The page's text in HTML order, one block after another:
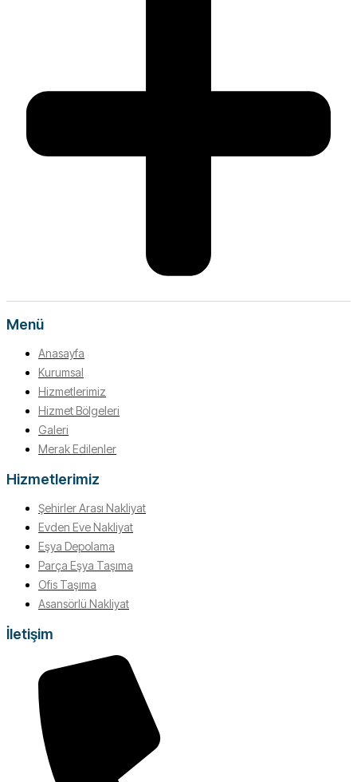
Menü
Anasayfa
Kurumsal
Hizmetlerimiz
Hizmet Bölgeleri
Galeri
Merak Edilenler
Hizmetlerimiz
Şehirler Arası Nakliyat
Evden Eve Nakliyat
Eşya Depolama
Parça Eşya Taşıma
Ofis Taşıma
Asansörlü Nakliyat
İletişim